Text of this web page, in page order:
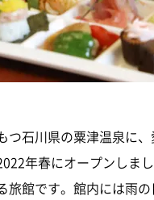
つ石川県の粟津温泉に
年春にオープンし
旅館です。館内には雨